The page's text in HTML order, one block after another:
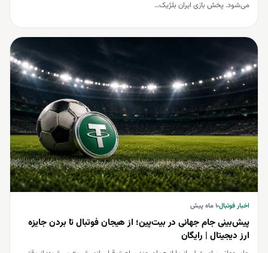
می‌شود. پخش بازی ایران بلژیک…
اخبار فوتبال۱ ماه پیش
پیش‌بینی جام جهانی در بیت‌پین؛ از هیجان فوتبال تا بردن جایزه
ارز دیجیتال | رایگان